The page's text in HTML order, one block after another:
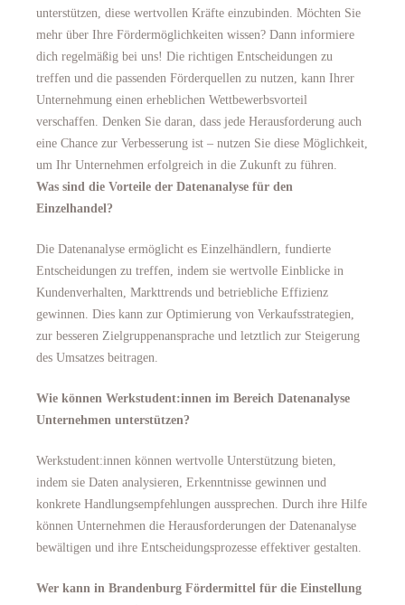
unterstützen, diese wertvollen Kräfte einzubinden. Möchten Sie
mehr über Ihre Fördermöglichkeiten wissen? Dann informiere
dich regelmäßig bei uns! Die richtigen Entscheidungen zu
treffen und die passenden Förderquellen zu nutzen, kann Ihrer
Unternehmung einen erheblichen Wettbewerbsvorteil
verschaffen. Denken Sie daran, dass jede Herausforderung auch
eine Chance zur Verbesserung ist – nutzen Sie diese Möglichkeit,
um Ihr Unternehmen erfolgreich in die Zukunft zu führen.
Was sind die Vorteile der Datenanalyse für den
Einzelhandel?
Die Datenanalyse ermöglicht es Einzelhändlern, fundierte
Entscheidungen zu treffen, indem sie wertvolle Einblicke in
Kundenverhalten, Markttrends und betriebliche Effizienz
gewinnen. Dies kann zur Optimierung von Verkaufsstrategien,
zur besseren Zielgruppenansprache und letztlich zur Steigerung
des Umsatzes beitragen.
Wie können Werkstudent:innen im Bereich Datenanalyse
Unternehmen unterstützen?
Werkstudent:innen können wertvolle Unterstützung bieten,
indem sie Daten analysieren, Erkenntnisse gewinnen und
konkrete Handlungsempfehlungen aussprechen. Durch ihre Hilfe
können Unternehmen die Herausforderungen der Datenanalyse
bewältigen und ihre Entscheidungsprozesse effektiver gestalten.
Wer kann in Brandenburg Fördermittel für die Einstellung